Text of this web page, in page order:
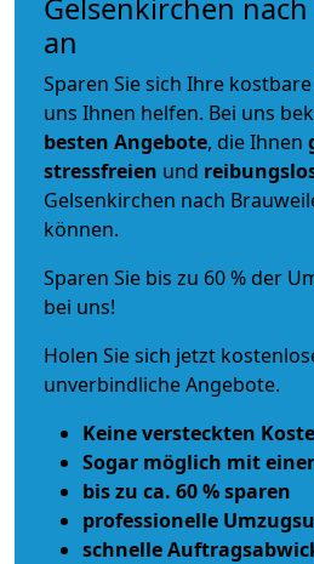
Gelsenkirchen
an
Sparen Sie sich Ihre
uns Ihnen helfen. Bei uns
besten Angebote, die Ihnen
stressfreien und
Gelsenkirchen nach
können.
Sparen Sie bis zu 60 % der
bei uns!
Holen Sie sich jetzt
unverbindliche Angebote.
Keine versteckten
Sogar möglich mit
bis zu ca. 60 % sparen
professionelle
schnelle